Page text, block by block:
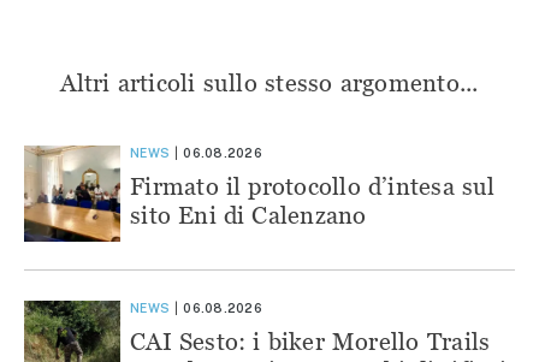
Altri articoli sullo stesso argomento...
NEWS 06.08.2026
Firmato il protocollo d’intesa sul
sito Eni di Calenzano
NEWS 06.08.2026
CAI Sesto: i biker Morello Trails